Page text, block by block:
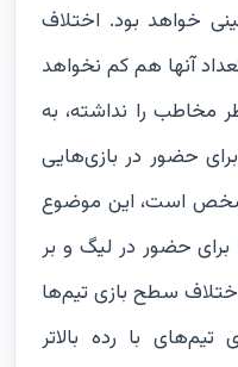
خواهد بود. اختلاف
تعداد آنها هم کم نخواهد
مخاطب را نداشته، به
حضور در بازی‌هایی
است، این موضوع
حضور در لیگ و بر
سطح بازی تیم‌ها
با رده بالاتر